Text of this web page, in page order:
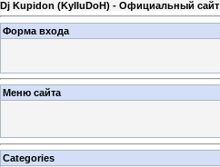
Dj Kupidon (KyIIuDoH) - Официальный сайт
Форма входа
Меню сайта
Categories